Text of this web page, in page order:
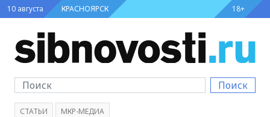
10 августа КРАСНОЯРСК 18+
Поиск
СТАТЬИ МКР-МЕДИА